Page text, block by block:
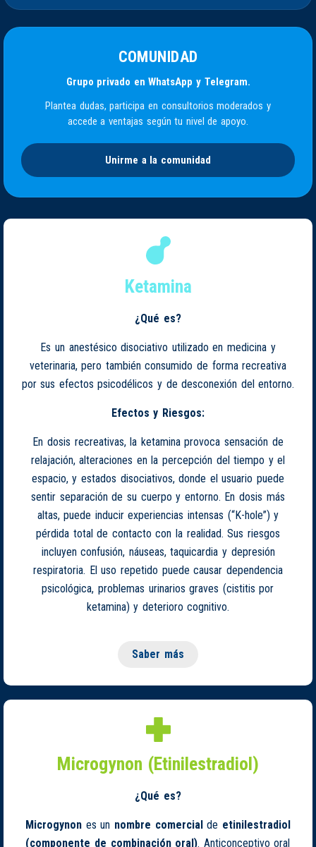
COMUNIDAD
Grupo privado en WhatsApp y Telegram.
Plantea dudas, participa en consultorios moderados y
accede a ventajas según tu nivel de apoyo.
Unirme a la comunidad
Ketamina
¿Qué es?
Es un anestésico disociativo utilizado en medicina y
veterinaria, pero también consumido de forma recreativa
por sus efectos psicodélicos y de desconexión del entorno.
Efectos y Riesgos:
En dosis recreativas, la ketamina provoca sensación de
relajación, alteraciones en la percepción del tiempo y el
espacio, y estados disociativos, donde el usuario puede
sentir separación de su cuerpo y entorno. En dosis más
altas, puede inducir experiencias intensas (“K-hole”) y
pérdida total de contacto con la realidad. Sus riesgos
incluyen confusión, náuseas, taquicardia y depresión
respiratoria. El uso repetido puede causar dependencia
psicológica, problemas urinarios graves (cistitis por
ketamina) y deterioro cognitivo.
Saber más
Microgynon (Etinilestradiol)
¿Qué es?
Microgynon es un nombre comercialde etinilestradiol
(componente de combinación oral). Anticonceptivo oral